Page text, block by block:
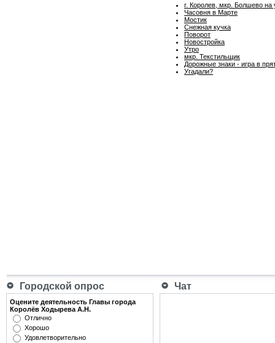
г. Королев, мкр. Болшево на
Часовня в Марте
Мостик
Снежная кучка
Поворот
Новостройка
Утро
мкр. Текстильщик
Дорожные знаки - игра в
Угадали?
Городской опрос Чат
Оцените деятельность Главы города
Королёв Ходырева А.Н.
Отлично
Хорошо
Удовлетворительно